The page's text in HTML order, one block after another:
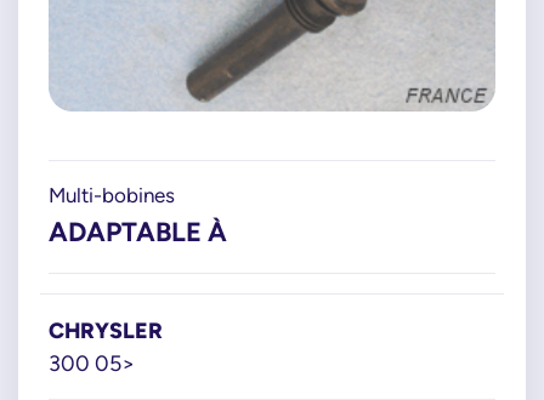
Multi-bobines
ADAPTABLE À
CHRYSLER
300 05>